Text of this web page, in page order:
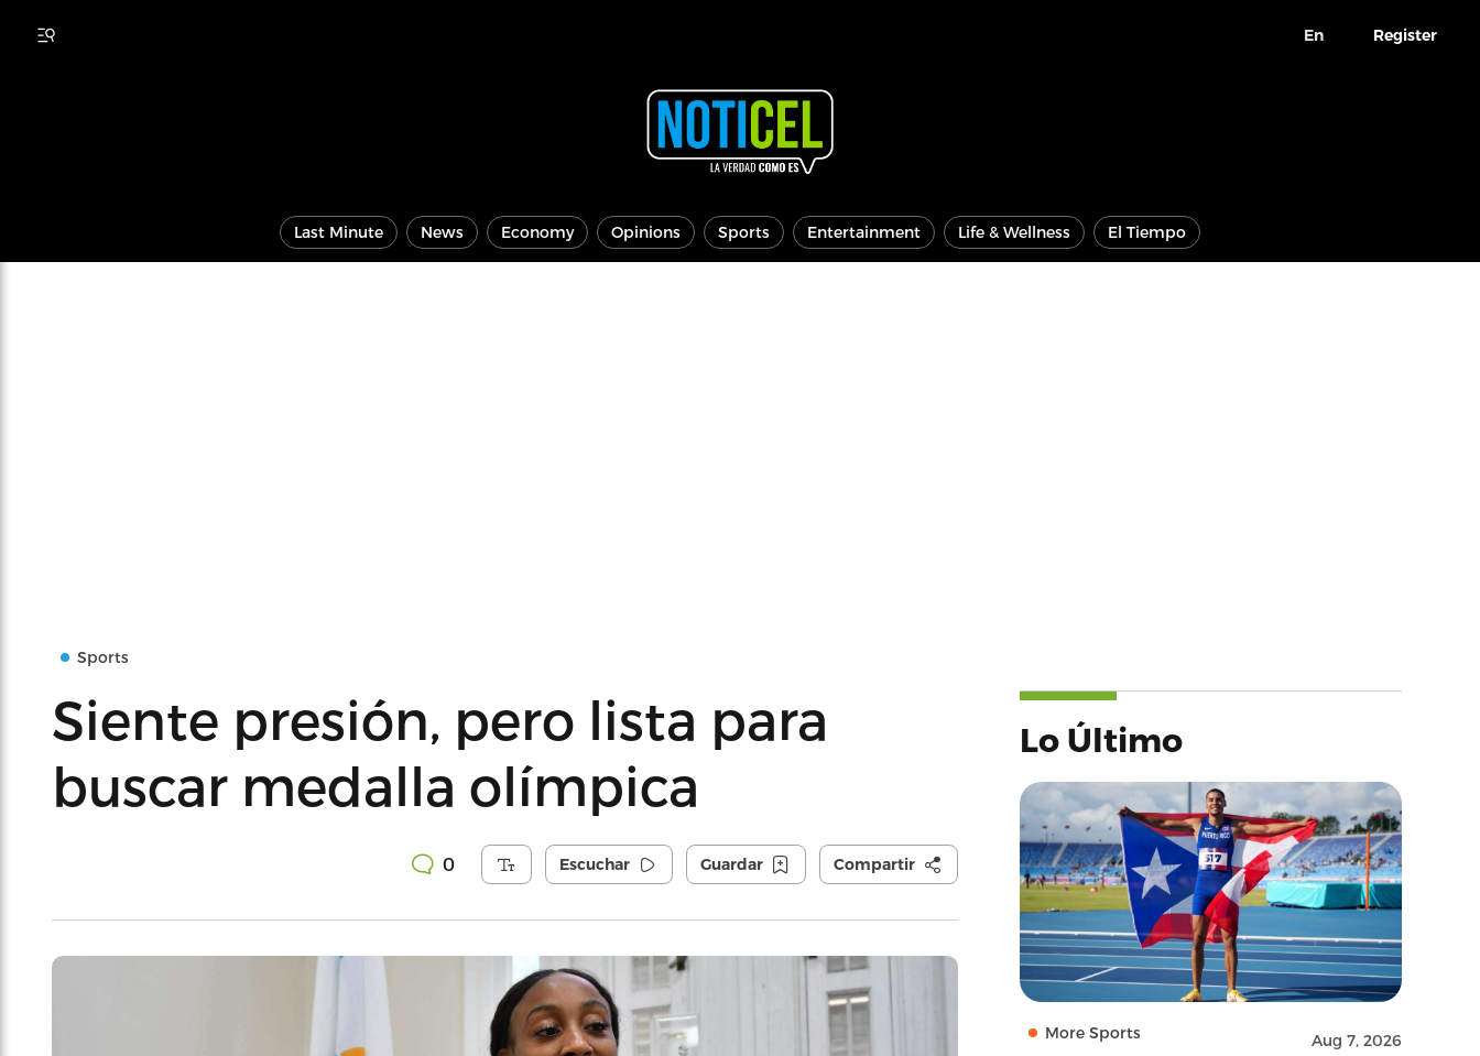
En Register
Last Minute News Economy Opinions Sports Entertainment Life & Wellness El Tiempo
Sports
Siente presión, pero lista para
buscar medalla olímpica
0 Escuchar Guardar Compartir
Lo Último
More Sports Aug 7, 2026